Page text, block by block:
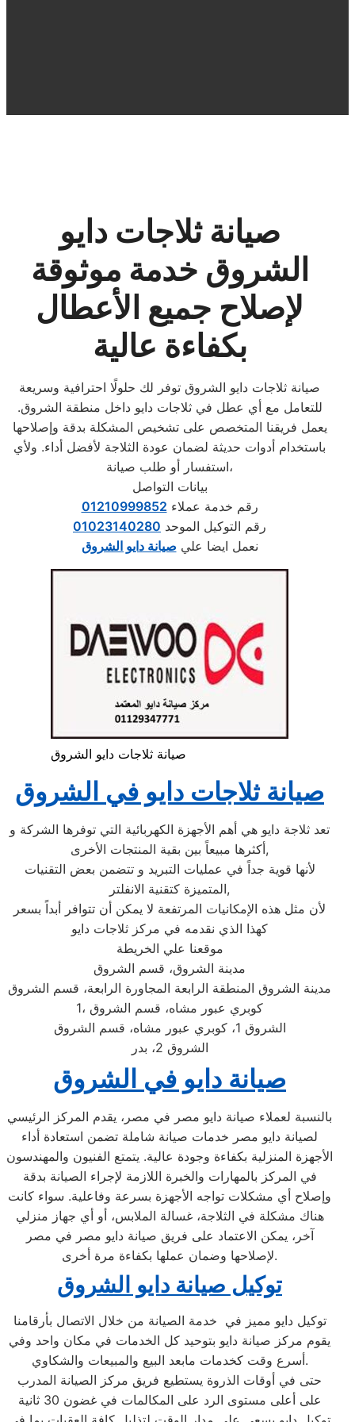
صيانة ثلاجات دايو
الشروق خدمة موثوقة
لإصلاح جميع الأعطال
بكفاءة عالية
صيانة ثلاجات دايو الشروق توفر لك حلولًا احترافية وسريعة
للتعامل مع أي عطل في ثلاجات دايو داخل منطقة الشروق.
يعمل فريقنا المتخصص على تشخيص المشكلة بدقة وإصلاحها
باستخدام أدوات حديثة لضمان عودة الثلاجة لأفضل أداء. ولأي
استفسار أو طلب صيانة،
بيانات التواصل
رقم خدمة عملاء 01210999852
رقم التوكيل الموحد 01023140280
نعمل ايضا علي صيانة دايو الشروق
صيانة ثلاجات دايو الشروق
صيانة ثلاجات دايو في الشروق
تعد ثلاجة دايو هي أهم الأجهزة الكهربائية التي توفرها الشركة و
أكثرها مبيعاً بين بقية المنتجات الأخرى,
لأنها قوية جداً في عمليات التبريد و تتضمن بعض التقنيات
المتميزة كتقنية الانفلتر,
لأن مثل هذه الإمكانيات المرتفعة لا يمكن أن تتوافر أبداً بسعر
كهذا الذي نقدمه في مركز ثلاجات دايو
موقعنا علي الخريطة
مدينة الشروق، قسم الشروق
مدينة الشروق المنطقة الرابعة المجاورة الرابعة، قسم الشروق
1، كوبري عبور مشاه، قسم الشروق
الشروق 1، كوبري عبور مشاه، قسم الشروق
الشروق 2، بدر
صيانة دايو في الشروق
بالنسبة لعملاء صيانة دايو مصر في مصر، يقدم المركز الرئيسي
لصيانة دايو مصر خدمات صيانة شاملة تضمن استعادة أداء
الأجهزة المنزلية بكفاءة وجودة عالية. يتمتع الفنيون والمهندسون
في المركز بالمهارات والخبرة اللازمة لإجراء الصيانة بدقة
وإصلاح أي مشكلات تواجه الأجهزة بسرعة وفاعلية. سواء كانت
هناك مشكلة في الثلاجة، غسالة الملابس، أو أي جهاز منزلي
آخر، يمكن الاعتماد على فريق صيانة دايو مصر في مصر
لإصلاحها وضمان عملها بكفاءة مرة أخرى.
توكيل صيانة دايو الشروق
توكيل دايو مميز في خدمة الصيانة من خلال الاتصال بأرقامنا
يقوم مركز صيانة دايو بتوحيد كل الخدمات في مكان واحد وفي
أسرع وقت كخدمات مابعد البيع والمبيعات والشكاوي.
حتى في أوقات الذروة يستطيع فريق مركز الصيانة المدرب
على أعلى مستوى الرد على المكالمات في غضون 30 ثانية